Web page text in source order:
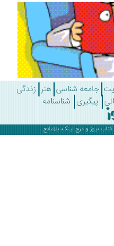
شناسی هنر زندگی
شناسنامه
و درج لینک، بلامانع .